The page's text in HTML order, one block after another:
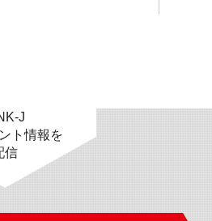
J
ト情報を
信